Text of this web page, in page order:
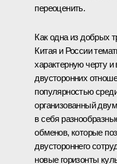
переоценить.
Как одна из добрых
Китая и России
характерную черту
двусторонних
популярностью
организованный
в себя
обменов, которые
двустороннего
новые горизонты